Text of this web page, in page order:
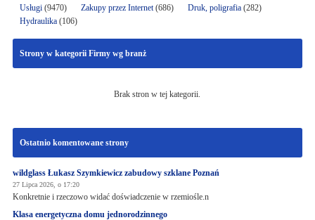
Usługi(9470) Zakupy przez Internet(686) Druk, poligrafia(282)
Hydraulika(106)
Strony w kategorii Firmy wg branż
Brak stron w tej kategorii.
Ostatnio komentowane strony
wildglass Łukasz Szymkiewicz zabudowy szklane Poznań
27 Lipca 2026, o 17:20
Konkretnie i rzeczowo widać doświadczenie w rzemiośle.n
Klasa energetyczna domu jednorodzinnego